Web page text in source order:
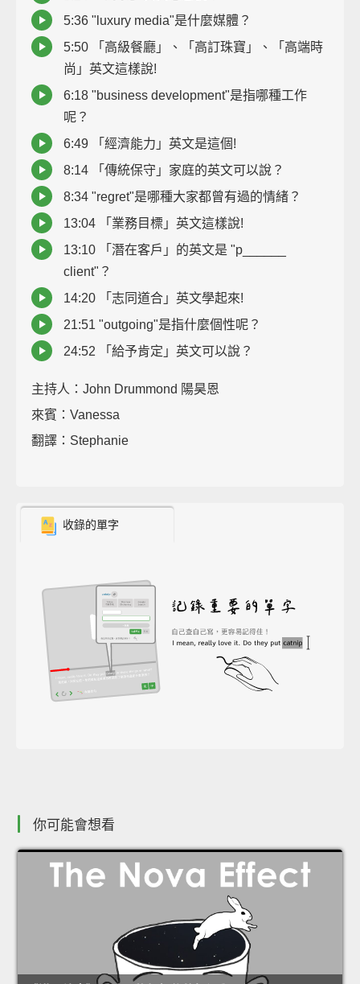
5:36 "luxury media"是什麼媒體？
5:50 「高級餐廳」、「高訂珠寶」、「高端時
尚」英文這樣說!
6:18 "business development"是指哪種工作
呢？
6:49 「經濟能力」英文是這個!
8:14 「傳統保守」家庭的英文可以說？
8:34 "regret"是哪種大家都曾有過的情緒？
13:04 「業務目標」英文這樣說!
13:10 「潛在客戶」的英文是 "p______
client"？
14:20 「志同道合」英文學起來!
21:51 "outgoing"是指什麼個性呢？
24:52 「給予肯定」英文可以說？
主持人：John Drummond 陽昊恩
來賓：Vanessa
翻譯：Stephanie
收錄的單字
你可能會想看